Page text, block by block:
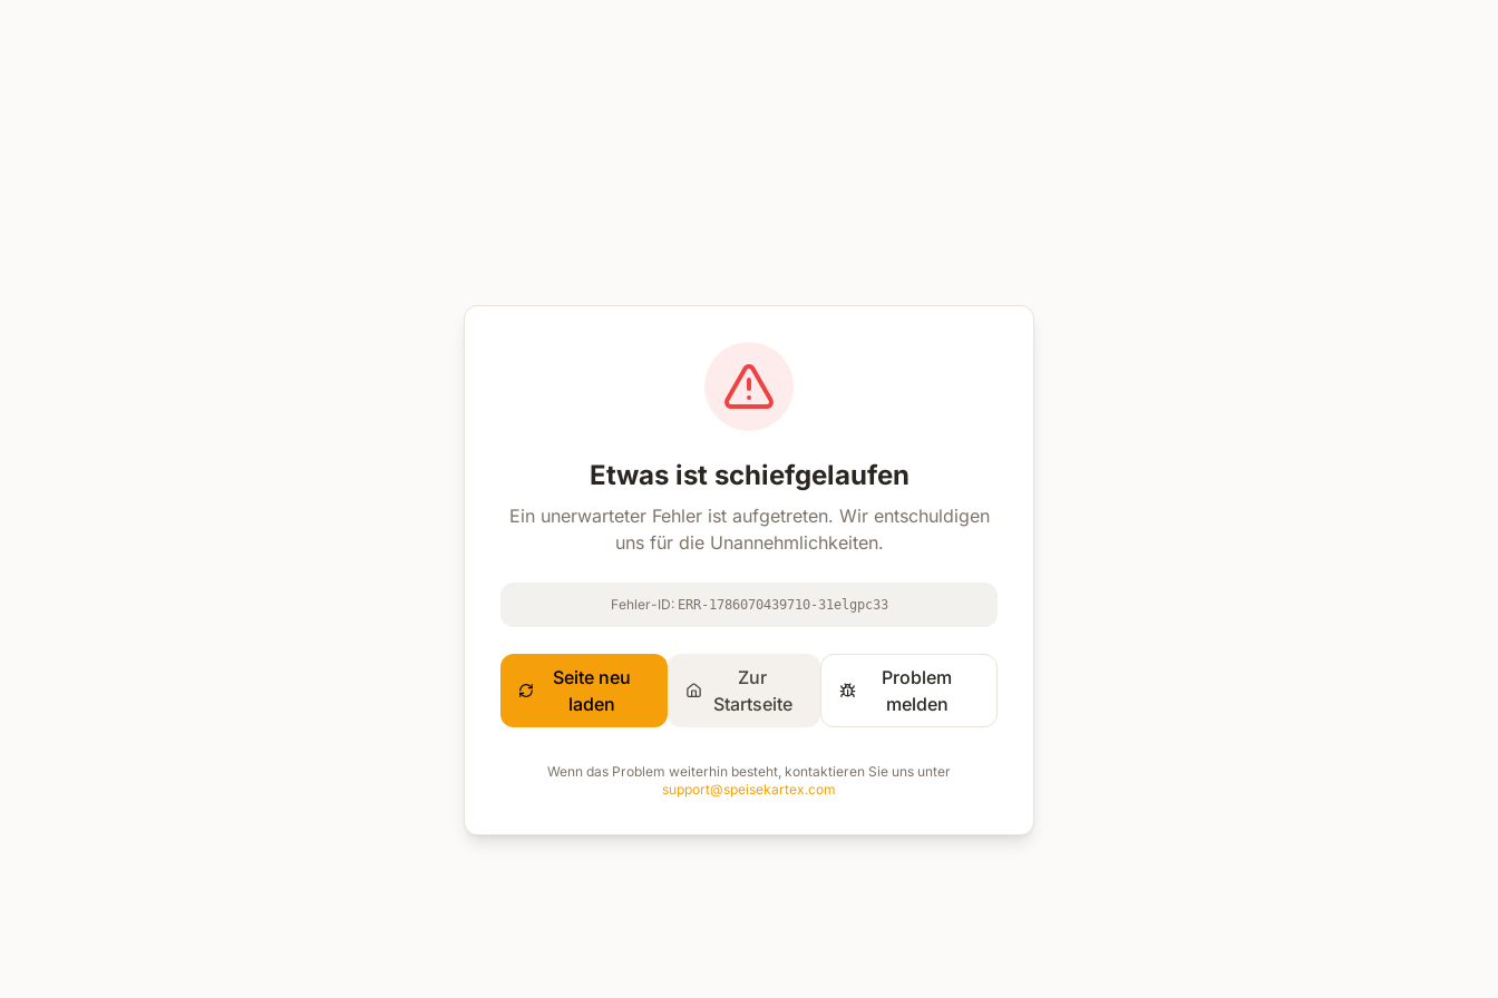
Etwas ist schiefgelaufen
Ein unerwarteter Fehler ist aufgetreten. Wir entschuldigen
uns für die Unannehmlichkeiten.
Fehler-ID: ERR-1786070439710-31elgpc33
Seite neu
laden
Zur
Startseite
Problem
melden
Wenn das Problem weiterhin besteht, kontaktieren Sie uns unter
support@speisekartex.com